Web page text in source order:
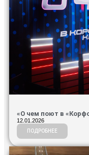
«О чем поют в
12.01.2026
ПОДРОБНЕЕ